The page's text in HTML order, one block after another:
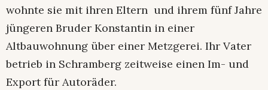
wohnte sie mit ihren Eltern und ihrem fünf Jahre
jüngeren Bruder Konstantin in einer
Altbauwohnung über einer Metzgerei. Ihr Vater
betrieb in Schramberg zeitweise einen Im- und
Export für Autoräder.